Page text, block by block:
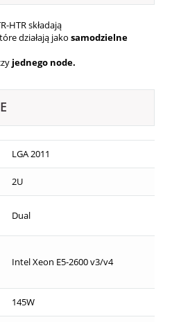
HTR składają
działają jako samodzielne
jednego node.
LGA 2011
2U
Dual
Intel Xeon E5-2600 v3/v4
145W